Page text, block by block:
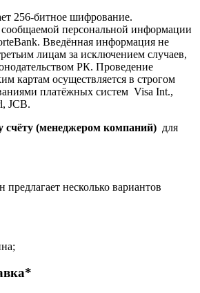
256-битное шифрование.
персональной информации
Введённая информация не
лицам за исключением случаев,
РК. Проведение
картам осуществляется в строгом
платёжных систем Visa Int.,
JCB.
счёту (менеджером компаний) для
несколько вариантов